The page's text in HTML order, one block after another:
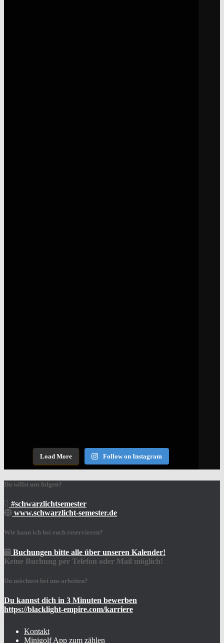
Load More Follow on Instagram
Du willst uns folgen?
#schwarzlichtsemester
www.schwarzlicht-semester.de
Wie kann ich bei euch reservieren?
Buchungen bitte alle über unseren Kalender!
Keine Buchung per Telefon oder Mail möglich!
Du möchtest bei uns arbeiten?
Du kannst dich in 3 Minuten bewerben
https://blacklight-empire.com/karriere
Kontakt
Minigolf App zum zählen